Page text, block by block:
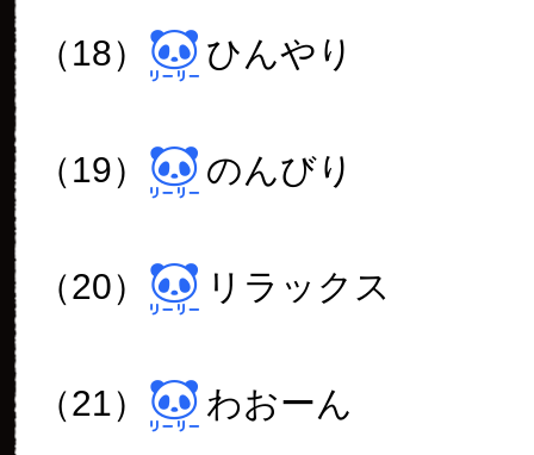
（18） ひんやり
（19） のんびり
（20） リラックス
（21） わおーん